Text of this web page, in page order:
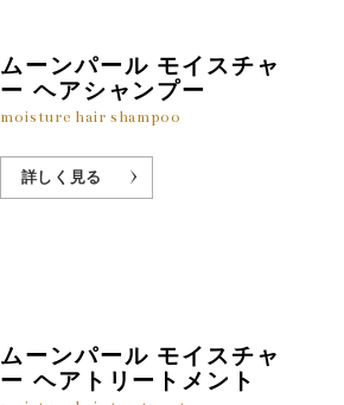
ムーンパール モイスチャ
ー ヘアシャンプー
moisture hair shampoo
詳しく見る
ムーンパール モイスチャ
ー ヘアトリートメント